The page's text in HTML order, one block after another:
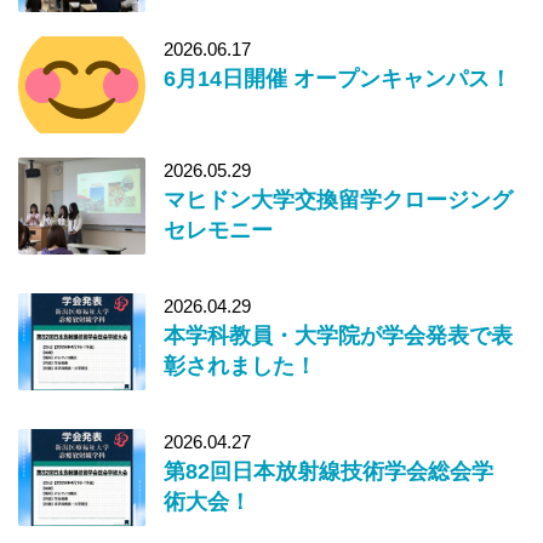
2026.06.17
6月14日開催 オープンキャンパス！
2026.05.29
マヒドン大学交換留学クロージング
セレモニー
2026.04.29
本学科教員・大学院が学会発表で表
彰されました！
2026.04.27
第82回日本放射線技術学会総会学
術大会！